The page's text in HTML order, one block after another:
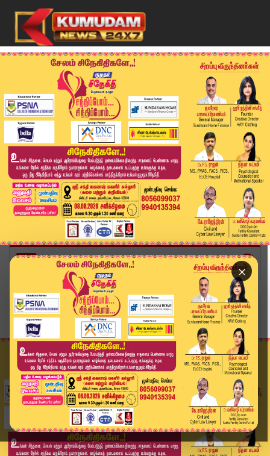
×
Home
வீடியோ ஸ்டோரி
MGR போல் CM விஜயும் தடுமாறுறாரு.. - மக்களின் கு...